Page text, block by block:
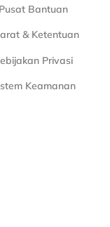
Pusat Bantuan
& Ketentuan
Privasi
Keamanan